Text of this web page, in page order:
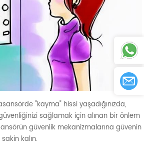
"kayma" hissi yaşadığınızda,
sağlamak için alınan bir önlem
güvenlik mekanizmalarına güvenin
kalın.